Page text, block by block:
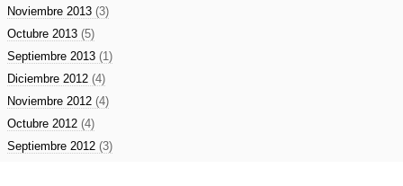
Noviembre 2013 (3)
Octubre 2013 (5)
Septiembre 2013 (1)
Diciembre 2012 (4)
Noviembre 2012 (4)
Octubre 2012 (4)
Septiembre 2012 (3)